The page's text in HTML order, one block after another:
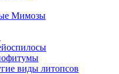
Мимозы
виды литопсов